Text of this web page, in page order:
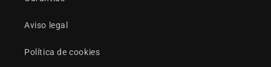
Aviso legal
Política de cookies